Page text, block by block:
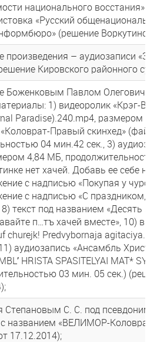
национального восстания»
«Русский
(решение
– аудиозаписи
Кировского районного
Павлом Олеговичем
1) видеоролик «Крэг-
Paradise).240.mp4, размером
Правый скинхед»
04 мин.42 сек., 3)
4,84 МБ,
нет хачей. Добавь ее себе
с надписью «Покупая у
с надписью «С праздником,
текст под названием «Десять
п…тъ хачей вместе», 10)
churejk! Predvybornaja
аудиозапись «Ансамбль
HRISTA SPASITELYAI MAT*
03 мин. 05 сек.)
С. С. под
названием «ВЕЛИМОР-Коловрат
17.12.2014);